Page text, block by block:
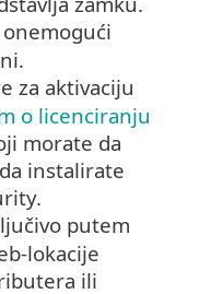
onemogući
za aktivaciju
o licenciranju
morate da
instalirate
putem
lokacije
ili